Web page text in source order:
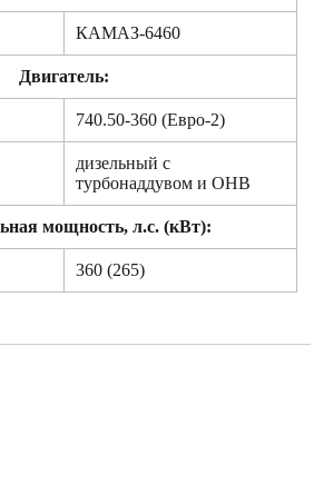
КАМАЗ-6460
Двигатель:
740.50-360 (Евро-2)
дизельный с
турбонаддувом и ОНВ
мощность, л.с. (кВт):
360 (265)